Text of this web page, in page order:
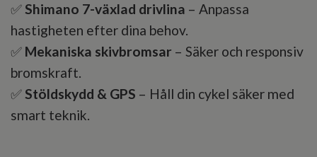
✅Shimano 7-växlad drivlina – Anpassa
hastigheten efter dina behov.
✅ Mekaniska skivbromsar – Säker och responsiv
bromskraft.
✅Stöldskydd & GPS – Håll din cykel säker med
smart teknik.